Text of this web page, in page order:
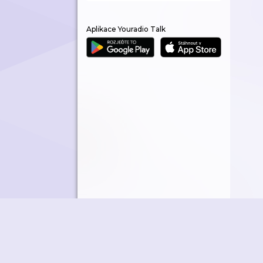
Aplikace Youradio Talk